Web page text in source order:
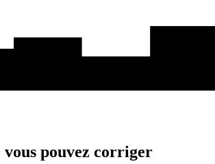
vous pouvez corriger